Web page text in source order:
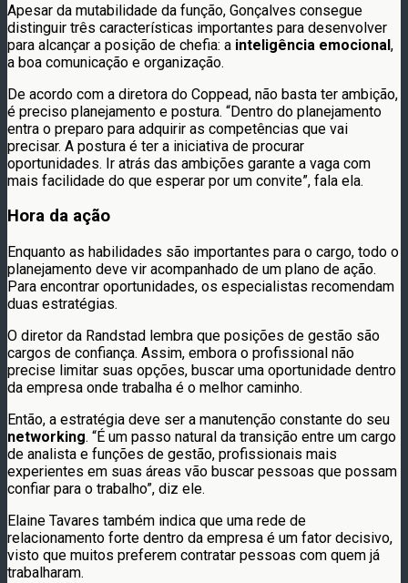
Apesar da mutabilidade da função, Gonçalves consegue
distinguir três características importantes para desenvolver
para alcançar a posição de chefia: a inteligência emocional,
a boa comunicação e organização.
De acordo com a diretora do Coppead, não basta ter ambição,
é preciso planejamento e postura. “Dentro do planejamento
entra o preparo para adquirir as competências que vai
precisar. A postura é ter a iniciativa de procurar
oportunidades. Ir atrás das ambições garante a vaga com
mais facilidade do que esperar por um convite”, fala ela.
Hora da ação
Enquanto as habilidades são importantes para o cargo, todo o
planejamento deve vir acompanhado de um plano de ação.
Para encontrar oportunidades, os especialistas recomendam
duas estratégias.
O diretor da Randstad lembra que posições de gestão são
cargos de confiança. Assim, embora o profissional não
precise limitar suas opções, buscar uma oportunidade dentro
da empresa onde trabalha é o melhor caminho.
Então, a estratégia deve ser a manutenção constante do seu
networking. “É um passo natural da transição entre um cargo
de analista e funções de gestão, profissionais mais
experientes em suas áreas vão buscar pessoas que possam
confiar para o trabalho”, diz ele.
Elaine Tavares também indica que uma rede de
relacionamento forte dentro da empresa é um fator decisivo,
visto que muitos preferem contratar pessoas com quem já
trabalharam.